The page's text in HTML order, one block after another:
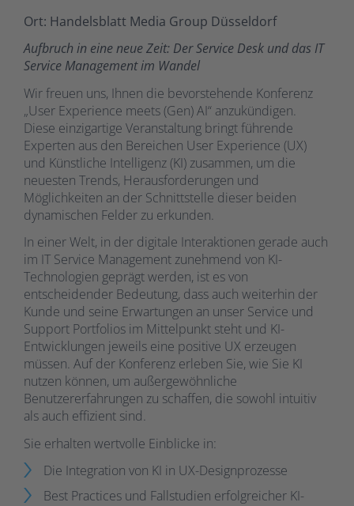
Ort: Handelsblatt Media Group Düsseldorf
Aufbruch in eine neue Zeit: Der Service Desk und das IT
Service Management im Wandel
Wir freuen uns, Ihnen die bevorstehende Konferenz
„User Experience meets (Gen) AI“ anzukündigen.
Diese einzigartige Veranstaltung bringt führende
Experten aus den Bereichen User Experience (UX)
und Künstliche Intelligenz (KI) zusammen, um die
neuesten Trends, Herausforderungen und
Möglichkeiten an der Schnittstelle dieser beiden
dynamischen Felder zu erkunden.
In einer Welt, in der digitale Interaktionen gerade auch
im IT Service Management zunehmend von KI-
Technologien geprägt werden, ist es von
entscheidender Bedeutung, dass auch weiterhin der
Kunde und seine Erwartungen an unser Service und
Support Portfolios im Mittelpunkt steht und KI-
Entwicklungen jeweils eine positive UX erzeugen
müssen. Auf der Konferenz erleben Sie, wie Sie KI
nutzen können, um außergewöhnliche
Benutzererfahrungen zu schaffen, die sowohl intuitiv
als auch effizient sind.
Sie erhalten wertvolle Einblicke in:
Die Integration von KI in UX-Designprozesse
Best Practices und Fallstudien erfolgreicher KI-